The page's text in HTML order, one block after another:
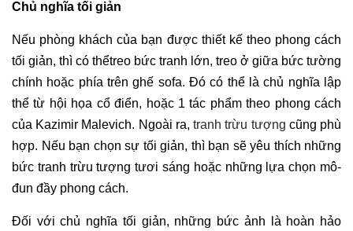
Chủ nghĩa tối giản
Nếu phòng khách của bạn được thiết kế theo phong cách
tối giản, thì có thểtreo bức tranh lớn, treo ở giữa bức tường
chính hoặc phía trên ghế sofa. Đó có thể là chủ nghĩa lập
thể từ hội họa cổ điển, hoặc 1 tác phẩm theo phong cách
của Kazimir Malevich. Ngoài ra,tranh trừu tượng cũng phù
hợp. Nếu bạn chọn sự tối giản, thì bạn sẽ yêu thích những
bức tranh trừu tượng tươi sáng hoặc những lựa chọn mô-
đun đầy phong cách.
Đối với chủ nghĩa tối giản, những bức ảnh là hoàn hảo